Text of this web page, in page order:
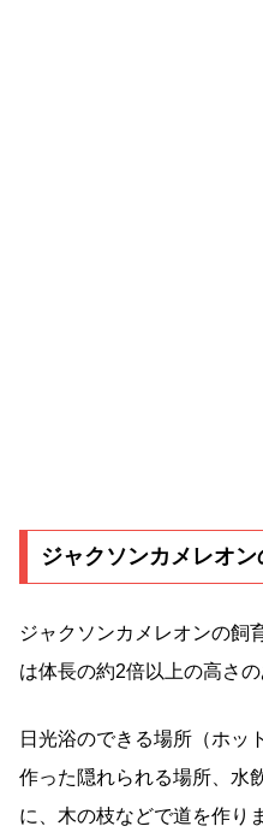
ジャクソンカメレオン
ジャクソンカメレオンの飼
は体長の約2倍以上の高さ
日光浴のできる場所（ホッ
作った隠れられる場所、水
に、木の枝などで道を作り